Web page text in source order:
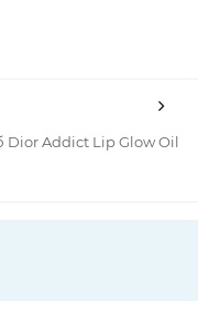
Dior Addict Lip Glow Oil